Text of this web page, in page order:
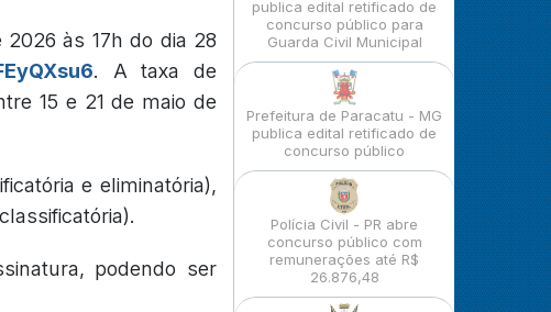
às 17h do dia 28
. A taxa de
15 e 21 de maio de
e eliminatória),
podendo ser
publica edital retificado de
concurso público para
Guarda Civil Municipal
Prefeitura de Paracatu - MG
publica edital retificado de
concurso público
Polícia Civil - PR abre
concurso público com
remunerações até R$
26.876,48